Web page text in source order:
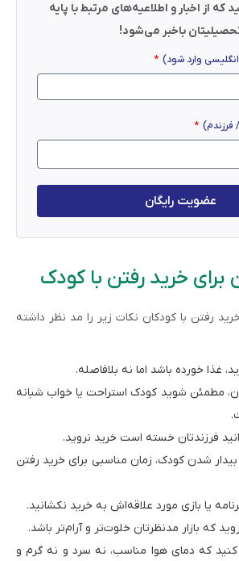
که از اخبار و اطلاعیه‌های مرتبط با پایه
باخبر می‌شود!
وارد شود)
فرزندم)
عضویت رایگان
برای خرید رفتن با کودک
رفتن با کودکان نکات زیر را مد نظر داشته
غذا خورده باشد اما نه بلافاصله.
مطمئن شوید کودک استراحت یا خواب شبانه
فرزندتان خسته است خرید نروید.
بیدار شدن کودک، زمان مناسبی برای خرید رفتن
یا بازی مورد علاقه‌اش به خرید نکشانید.
که بازار مدنظرتان خلوت‌تر و آرام‌تر باشد.
کنید که دمای هوا مناسب، نه سرد و نه گرم و